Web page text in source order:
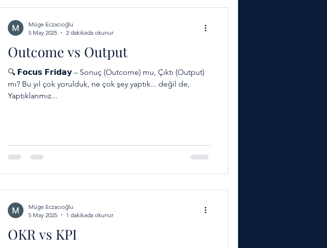
Outcome vs Output
🔍 𝗙𝗼𝗰𝘂𝘀 𝗙𝗿𝗶𝗱𝗮𝘆 – Sonuç (Outcome) mu, Çıktı (Output)
mı? Bu yıl çok yorulduk, ne çok şey yaptık... değil de,
Yaptıklarımız...
Müge Eczacıoğlu
5 May 2025
2 dakikada okunur
OKR vs KPI
Müge Eczacıoğlu
5 May 2025
1 dakikada okunur